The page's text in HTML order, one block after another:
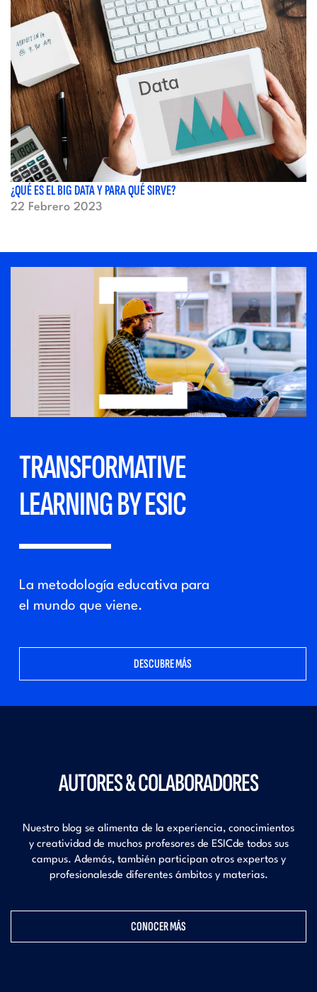
¿QUÉ ES EL BIG DATA Y PARA QUÉ SIRVE?
22 Febrero 2023
TRANSFORMATIVE
LEARNING BY ESIC
La metodología educativa para
el mundo que viene.
DESCUBRE MÁS
AUTORES & COLABORADORES
Nuestro blog se alimenta de la experiencia, conocimientos
y creatividad de muchos profesores de ESICde todos sus
campus. Además, también participan otros expertos y
profesionalesde diferentes ámbitos y materias.
CONOCER MÁS